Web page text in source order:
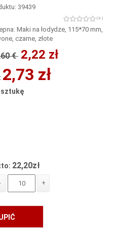
39439
( 0 )
Maki na łodydze, 115*70 mm,
czarne, złote
€ 2,22 zł
2,73 zł
sztukę
22,20zł
+